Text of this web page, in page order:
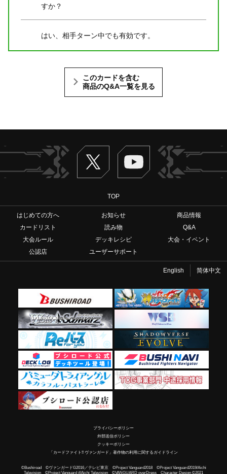
すか？
はい、相手ターン中でも有効です。
このカードを含む
商品のQ&A一覧を見る
Twitter ヴァンガードch
TOP
はじめての方へ お知らせ
商品情報
カードリスト
読み物
Q&A
大会ルール
デッキレシピ
大会・イベント
公認店
ユーザーサポート
English 简体中文
プライバシーポリシー
外部送信ポリシー
クッキーポリシー
「カードファイト!! ヴァンガード」著作物の利用に関するガイドライン
©Bushiroad ©ヴァンガードG2016／テレビ東京 ©Project Vanguard2018 ©Project Vanguard2019/Aichi
Television ©Project Vanguard if/Aichi Television ©VANGUARD overDress Character Design ©2021